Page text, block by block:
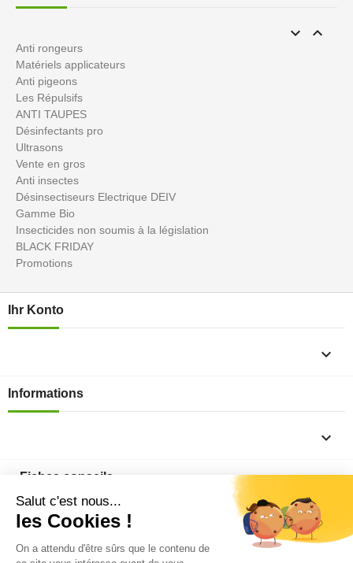
 
Anti rongeurs
Matériels applicateurs
Anti pigeons
Les Répulsifs
ANTI TAUPES
Désinfectants pro
Ultrasons
Vente en gros
Anti insectes
Désinsectiseurs Electrique DEIV
Gamme Bio
Insecticides non soumis à la législation
BLACK FRIDAY
Promotions
Ihr Konto

Informations

Fiches conseils

Insecte